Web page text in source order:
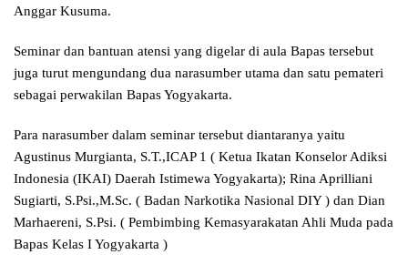
Anggar Kusuma.
Seminar dan bantuan atensi yang digelar di aula Bapas tersebut
juga turut mengundang dua narasumber utama dan satu pemateri
sebagai perwakilan Bapas Yogyakarta.
Para narasumber dalam seminar tersebut diantaranya yaitu
Agustinus Murgianta, S.T.,ICAP 1 ( Ketua Ikatan Konselor Adiksi
Indonesia (IKAI) Daerah Istimewa Yogyakarta); Rina Aprilliani
Sugiarti, S.Psi.,M.Sc. ( Badan Narkotika Nasional DIY ) dan Dian
Marhaereni, S.Psi. ( Pembimbing Kemasyarakatan Ahli Muda pada
Bapas Kelas I Yogyakarta )